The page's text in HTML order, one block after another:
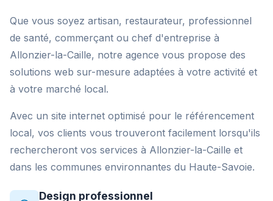
Que vous soyez artisan, restaurateur, professionnel
de santé, commerçant ou chef d'entreprise à
Allonzier-la-Caille, notre agence vous propose des
solutions web sur-mesure adaptées à votre activité et
à votre marché local.
Avec un site internet optimisé pour le référencement
local, vos clients vous trouveront facilement lorsqu'ils
rechercheront vos services à Allonzier-la-Caille et
dans les communes environnantes du Haute-Savoie.
Design professionnel